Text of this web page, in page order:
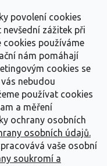
povolení cookies
zážitek při
cookies používáme
nám pomáhají
cookies se
nebudou
používat cookies
a měření
ochrany osobních
osobních údajů.
vaše osobní
soukromí a